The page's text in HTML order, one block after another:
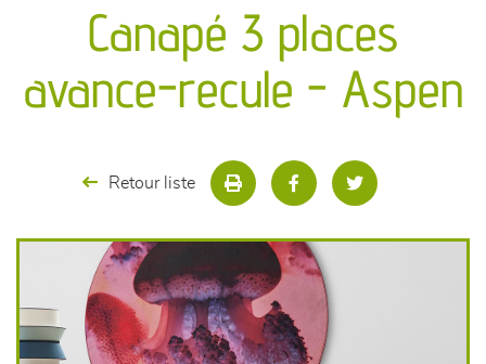
séjours
meubles de complément
décoration
Canapé 3 places
avance-recule - Aspen
Retour liste